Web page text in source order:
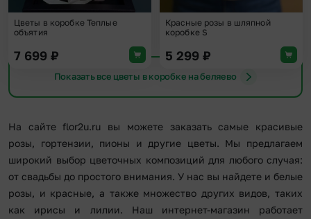
Цветы в коробке Теплые
объятия
7 699 ₽
Красные розы в шляпной
коробке S
5 299 ₽
Показать все цветы в коробке на беляево
На сайте flor2u.ru вы можете заказать самые красивые
розы, гортензии, пионы и другие цветы. Мы предлагаем
широкий выбор цветочных композиций для любого случая:
от свадьбы до простого внимания. У нас вы найдете и белые
розы, и красные, а также множество других видов, таких
как ирисы и лилии. Наш интернет-магазин работает